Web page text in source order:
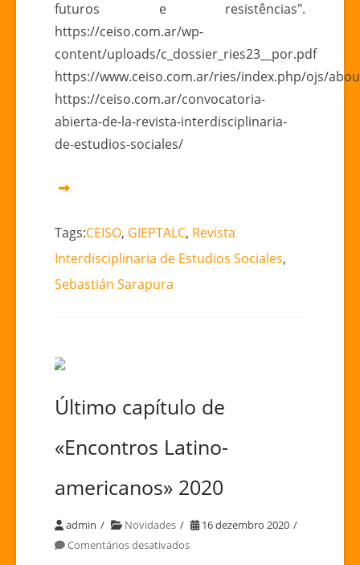
de
Estudos
Sociais
futuros e resistências".
https://ceiso.com.ar/wp-
content/uploads/c_dossier_ries23__por.pdf
https://www.ceiso.com.ar/ries/index.php/ojs/
https://ceiso.com.ar/convocatoria-
abierta-de-la-revista-interdisciplinaria-
de-estudios-sociales/
Tags:CEISO, GIEPTALC, Revista
Interdisciplinaria de Estudios Sociales,
Sebastián Sarapura
Último capítulo de
«Encontros Latino-
americanos» 2020
admin Novidades
16 dezembro 2020
Comentários desativadosem